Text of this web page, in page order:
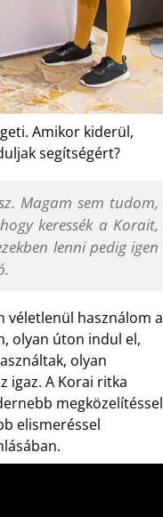
Amikor kiderül,
segítségért?
Magam sem tudom,
keressék a Korait,
lenni pedig igen
véletlenül használom a
olyan úton indul el,
olyan
igaz. A Korai ritka
megközelítéssel
elismeréssel